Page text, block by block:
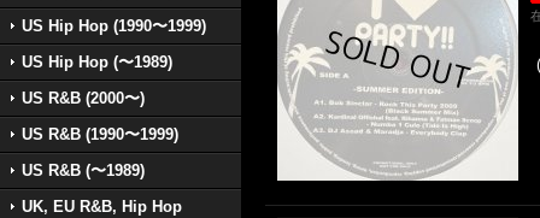
US Hip Hop (1990〜1999)
US Hip Hop (〜1989)
US R&B (2000〜)
US R&B (1990〜1999)
US R&B (〜1989)
UK, EU R&B, Hip Hop